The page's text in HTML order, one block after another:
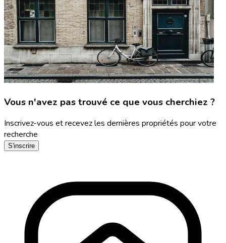
Vous n'avez pas trouvé ce que vous cherchiez ?
Inscrivez-vous et recevez les dernières propriétés pour votre
recherche
S'inscrire